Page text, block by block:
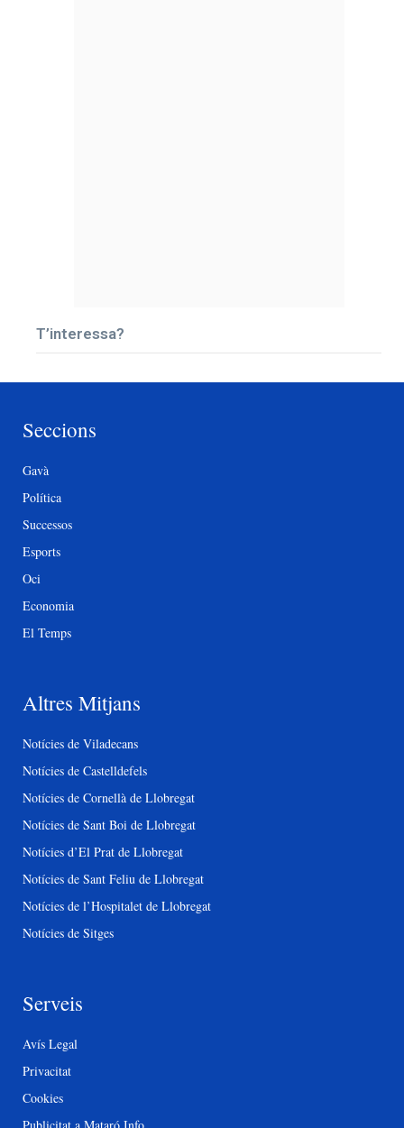
T’interessa?
Seccions
Gavà
Política
Successos
Esports
Oci
Economia
El Temps
Altres Mitjans
Notícies de Viladecans
Notícies de Castelldefels
Notícies de Cornellà de Llobregat
Notícies de Sant Boi de Llobregat
Notícies d’El Prat de Llobregat
Notícies de Sant Feliu de Llobregat
Notícies de l’Hospitalet de Llobregat
Notícies de Sitges
Serveis
Avís Legal
Privacitat
Cookies